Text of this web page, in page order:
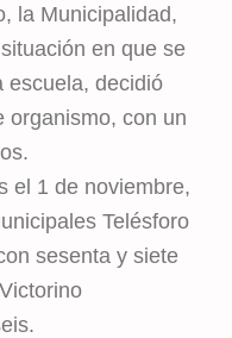
la Municipalidad,
en que se
escuela, decidió
organismo, con un
el 1 de noviembre,
Telésforo
sesenta y siete